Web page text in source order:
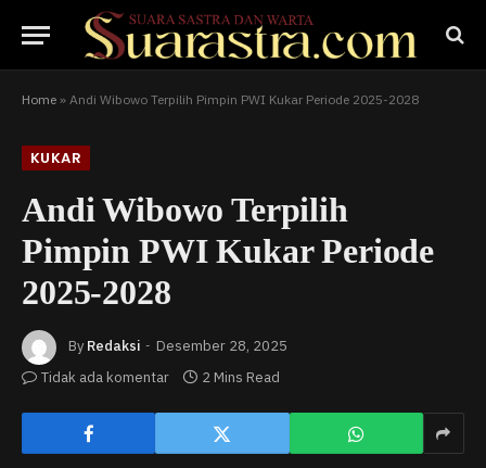
Home » Andi Wibowo Terpilih Pimpin PWI Kukar Periode 2025-2028
KUKAR
Andi Wibowo Terpilih
Pimpin PWI Kukar Periode
2025-2028
By Redaksi
Desember 28, 2025
Tidak ada komentar
2 Mins Read